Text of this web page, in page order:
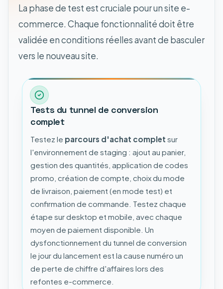
La phase de test est cruciale pour un site e-
commerce. Chaque fonctionnalité doit être
validée en conditions réelles avant de basculer
vers le nouveau site.
Tests du tunnel de conversion
complet
Testez le parcours d'achat complet sur
l'environnement de staging : ajout au panier,
gestion des quantités, application de codes
promo, création de compte, choix du mode
de livraison, paiement (en mode test) et
confirmation de commande. Testez chaque
étape sur desktop et mobile, avec chaque
moyen de paiement disponible. Un
dysfonctionnement du tunnel de conversion
le jour du lancement est la cause numéro un
de perte de chiffre d'affaires lors des
refontes e-commerce.